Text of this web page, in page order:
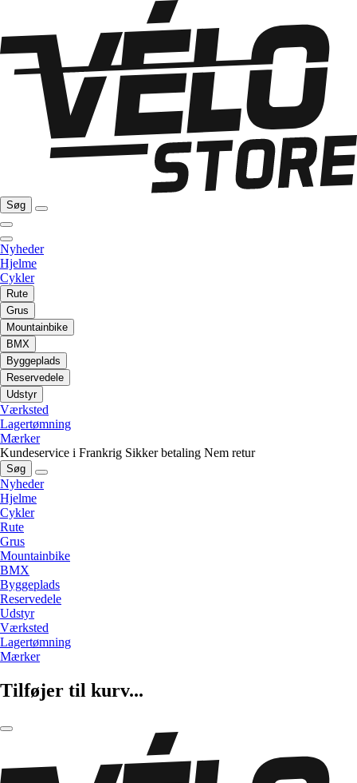
Søg
Nyheder
Hjelme
Cykler
Rute
Grus
Mountainbike
BMX
Byggeplads
Reservedele
Udstyr
Værksted
Lagertømning
Mærker
Kundeservice i Frankrig Sikker betaling Nem retur
Søg
Nyheder
Hjelme
Cykler
Rute
Grus
Mountainbike
BMX
Byggeplads
Reservedele
Udstyr
Værksted
Lagertømning
Mærker
Tilføjer til kurv...